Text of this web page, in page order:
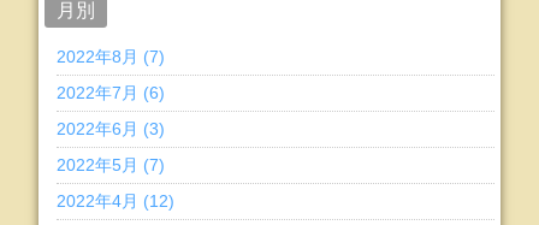
月別
2022年8月 (7)
2022年7月 (6)
2022年6月 (3)
2022年5月 (7)
2022年4月 (12)